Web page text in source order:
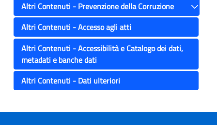
Altri Contenuti - Prevenzione della Corruzione
Toggle
Altri Contenuti - Accesso agli atti
Altri Contenuti - Accessibilità e Catalogo dei dati,
metadati e banche dati
Altri Contenuti - Dati ulteriori